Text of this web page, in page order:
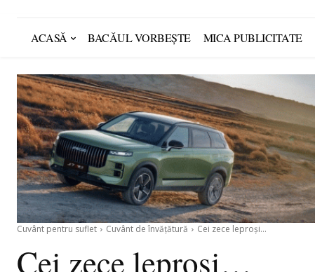
ACASĂ BACĂUL VORBEȘTE MICA PUBLICITATE
Cuvânt pentru suflet Cuvânt de învățătură Cei zece leproşi...
Cei zece leproşi…